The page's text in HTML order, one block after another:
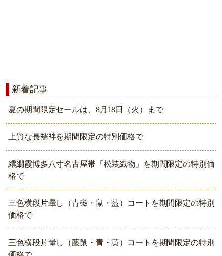
新着記事
夏の期間限定セールは、8月18日（火）まで
上質な長襦袢を期間限定の特別価格で
繧繝霞博多八寸名古屋帯「松装織物」を期間限定の特別価
格で
三色横段片暈し（青磁・鼠・藍）コートを期間限定の特別
価格で
三色横段片暈し（藤鼠・青・黄）コートを期間限定の特別